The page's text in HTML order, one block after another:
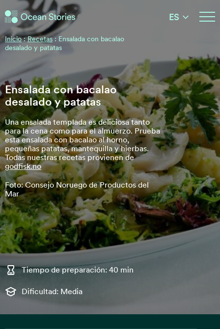
Historias del Océano
Historias del Océano
ES
Inicio:Recetas: Ensalada con bacalao
desalado y patatas
Ensalada con bacalao
desalado y patatas
Una ensalada templada es deliciosa tanto
para la cena como para el almuerzo. Prueba
esta ensalada con bacalao al horno,
pequeñas patatas, mantequilla y hierbas.
Todas nuestras recetas provienen de
godfisk.no
Foto: Consejo Noruego de Productos del
Mar
Tiempo de preparación: 40 min
Dificultad: Media